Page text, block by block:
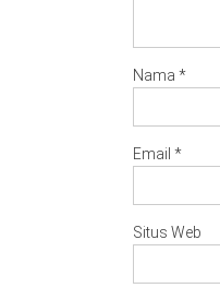
Nama *
Email *
Situs Web